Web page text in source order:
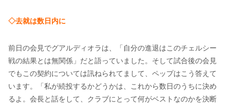
◇去就は数日内に
前日の会見でグアルディオラは、「自分の進退はこのチェルシー
戦の結果とは無関係」だと語っていました。そして試合後の会見
でもこの契約については訊ねられてまして、ペップはこう答えて
います。「私が続投するかどうかは、これから数日のうちに決め
るよ。会長と話をして、クラブにとって何がベストなのかを決断